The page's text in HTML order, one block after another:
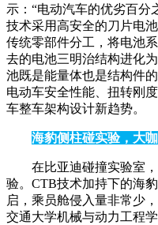
示：“电动汽车的优劣百分
技术采用高安全的刀片电
传统零部件分工，将电池
去的电池三明治结构进化
池既是能量体也是结构件
电动车安全性能、扭转刚
车整车架构设计新趋势。
海豹侧柱碰实验，大
在比亚迪碰撞实验室
验。CTB技术加持下的海
启，乘员舱侵入量非常少
交通大学机械与动力工程